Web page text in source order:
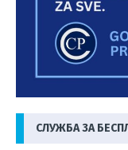
СЛУЖБА ЗА